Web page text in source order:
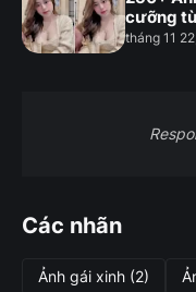
cưỡng
tháng 11
Các nhãn
Ảnh gái xinh (2)